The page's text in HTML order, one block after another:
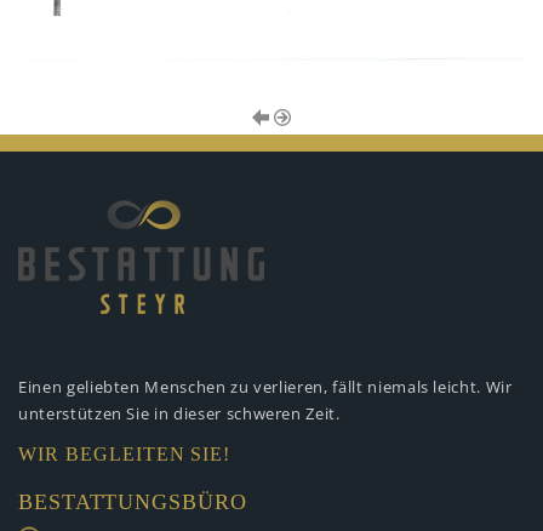
Einen geliebten Menschen zu verlieren, fällt niemals leicht. Wir
unterstützen Sie in dieser schweren Zeit.
WIR BEGLEITEN SIE!
BESTATTUNGSBÜRO